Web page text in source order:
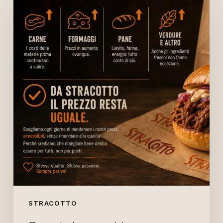
STRACOTTO
cambiano
ovunque.
Stracotto